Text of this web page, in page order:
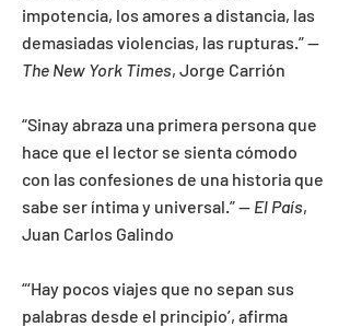
impotencia, los amores a distancia, las
demasiadas violencias, las rupturas.” --
The New York Times, Jorge Carrión
“Sinay abraza una primera persona que
hace que el lector se sienta cómodo
con las confesiones de una historia que
sabe ser íntima y universal.”— El País,
Juan Carlos Galindo
“‘Hay pocos viajes que no sepan sus
palabras desde el principio’, afirma